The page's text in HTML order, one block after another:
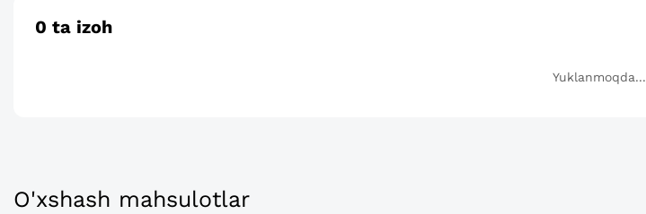
0 ta izoh
Yuklanmoqda...
O'xshash mahsulotlar